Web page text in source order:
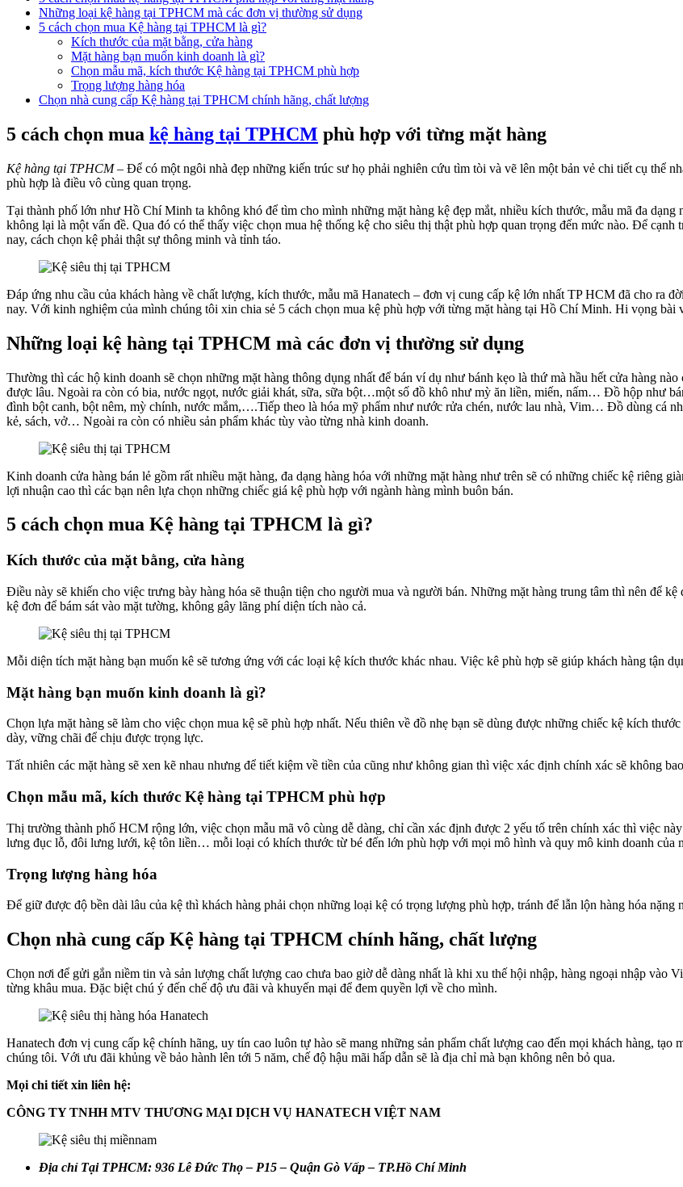
Những loại kệ hàng tại TPHCM mà các đơn vị thường sử dụng
5 cách chọn mua Kệ hàng tại TPHCM là gì?
Kích thước của mặt bằng, cửa hàng
Mặt hàng bạn muốn kinh doanh là gì?
Chọn mẫu mã, kích thước Kệ hàng tại TPHCM phù hợp
Trọng lượng hàng hóa
Chọn nhà cung cấp Kệ hàng tại TPHCM chính hãng, chất lượng
5 cách chọn mua kệ hàng tại TPHCM phù hợp với từng mặt hàng
Kệ hàng tại TPHCM– Để có một ngôi nhà đẹp những kiến trúc sư họ phải nghiên cứu tìm tòi và vẽ lên một bản vẻ chi tiết cụ thể
phù hợp là điều vô cùng quan trọng.
Tại thành phố lớn như Hồ Chí Minh ta không khó để tìm cho mình những mặt hàng kệ đẹp mắt, nhiều kích thước, mẫu mã đa
không lại là một vấn đề. Qua đó có thể thấy việc chọn mua hệ thống kệ cho siêu thị thật phù hợp quan trọng đến mức nào. Để
nay, cách chọn kệ phải thật sự thông minh và tỉnh táo.
Đáp ứng nhu cầu của khách hàng về chất lượng, kích thước, mẫu mã Hanatech – đơn vị cung cấp kệ lớn nhất TP HCM đã cho ra
nay. Với kinh nghiệm của mình chúng tôi xin chia sẻ 5 cách chọn mua kệ phù hợp với từng mặt hàng tại Hồ Chí Minh. Hi vọng
Những loại kệ hàng tại TPHCM mà các đơn vị thường sử dụng
Thường thì các hộ kinh doanh sẽ chọn những mặt hàng thông dụng nhất để bán ví dụ như bánh kẹo là thứ mà hầu hết cửa hàng
được lâu. Ngoài ra còn có bia, nước ngọt, nước giải khát, sữa, sữa bột…một số đồ khô như mỳ ăn liền, miến, nấm… Đồ hộp như
đình bột canh, bột nêm, mỳ chính, nước mắm,….Tiếp theo là hóa mỹ phẩm như nước rửa chén, nước lau nhà, Vim… Đồ dùng cá
kẻ, sách, vở… Ngoài ra còn có nhiều sản phẩm khác tùy vào từng nhà kinh doanh.
Kinh doanh cửa hàng bán lẻ gồm rất nhiều mặt hàng, đa dạng hàng hóa với những mặt hàng như trên sẽ có những chiếc kệ riêng
lợi nhuận cao thì các bạn nên lựa chọn những chiếc giá kệ phù hợp với ngành hàng mình buôn bán.
5 cách chọn mua Kệ hàng tại TPHCM là gì?
Kích thước của mặt bằng, cửa hàng
Điều này sẽ khiến cho việc trưng bày hàng hóa sẽ thuận tiện cho người mua và người bán. Những mặt hàng trung tâm thì nên để
kệ đơn để bám sát vào mặt tường, không gây lãng phí diện tích nào cả.
Mỗi diện tích mặt hàng bạn muốn kê sẽ tương ứng với các loại kệ kích thước khác nhau. Việc kê phù hợp sẽ giúp khách hàng tận
Mặt hàng bạn muốn kinh doanh là gì?
Chọn lựa mặt hàng sẽ làm cho việc chọn mua kệ sẽ phù hợp nhất. Nếu thiên về đồ nhẹ bạn sẽ dùng được những chiếc kệ kích
dày, vững chãi để chịu được trọng lực.
Tất nhiên các mặt hàng sẽ xen kẽ nhau nhưng để tiết kiệm về tiền của cũng như không gian thì việc xác định chính xác sẽ không
Chọn mẫu mã, kích thước Kệ hàng tại TPHCM phù hợp
Thị trường thành phố HCM rộng lớn, việc chọn mẫu mã vô cùng dễ dàng, chỉ cần xác định được 2 yếu tố trên chính xác thì việc
lưng đục lỗ, đôi lưng lưới, kệ tôn liền… mỗi loại có khích thước từ bé đến lớn phù hợp với mọi mô hình và quy mô kinh doanh của
Trọng lượng hàng hóa
Để giữ được độ bền dài lâu của kệ thì khách hàng phải chọn những loại kệ có trọng lượng phù hợp, tránh để lẫn lộn hàng hóa nặng
Chọn nhà cung cấp Kệ hàng tại TPHCM chính hãng, chất lượng
Chọn nơi để gửi gắn niềm tin và sản lượng chất lượng cao chưa bao giờ dễ dàng nhất là khi xu thế hội nhập, hàng ngoại nhập vào
từng khâu mua. Đặc biệt chú ý đến chế độ ưu đãi và khuyến mại để đem quyền lợi về cho mình.
Hanatech đơn vị cung cấp kệ chính hãng, uy tín cao luôn tự hào sẽ mang những sản phẩm chất lượng cao đến mọi khách hàng,
chúng tôi. Với ưu đãi khủng về bảo hành lên tới 5 năm, chế độ hậu mãi hấp dẫn sẽ là địa chỉ mà bạn không nên bỏ qua.
Mọi chi tiết xin liên hệ:
CÔNG TY TNHH MTV THƯƠNG MẠI DỊCH VỤ HANATECH VIỆT NAM
Địa chỉ Tại TPHCM: 936 Lê Đức Thọ – P15 – Quận Gò Vấp – TP.Hồ Chí Minh